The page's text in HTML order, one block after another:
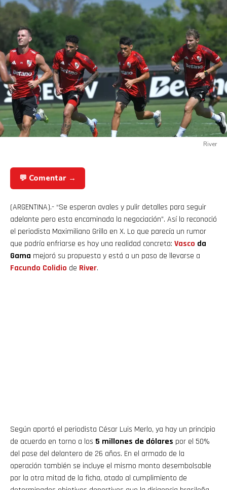
River
💬 Comentar →
(ARGENTINA).- “Se esperan avales y pulir detalles para seguir
adelante pero esta encaminada la negociación”. Así lo reconoció
el periodista Maximiliano Grillo en X. Lo que parecía un rumor
que podría enfriarse es hoy una realidad concreta: Vasco da
Gama mejoró su propuesta y está a un paso de llevarse a
Facundo Colidio de River.
Según aportó el periodista César Luis Merlo, ya hay un principio
de acuerdo en torno a los 5 millones de dólares por el 50%
del pase del delantero de 26 años. En el armado de la
operación también se incluye el mismo monto desembolsable
por la otra mitad de la ficha, atado al cumplimiento de